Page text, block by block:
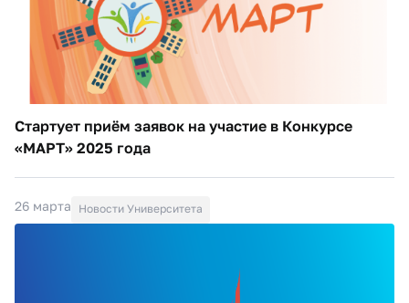
Стартует приём заявок на участие в Конкурсе
«МАРТ» 2025 года
26 марта Новости Университета